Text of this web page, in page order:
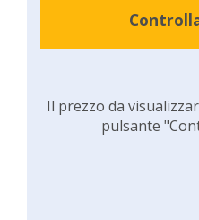
Il prezzo da
pulsante